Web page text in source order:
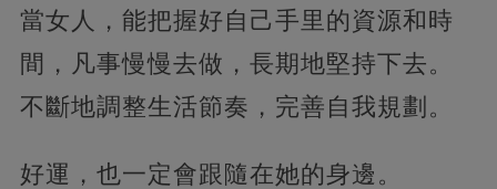
當女人，能把握好自己手里的資源和時
間，凡事慢慢去做，長期地堅持下去。
不斷地調整生活節奏，完善自我規劃。
好運，也一定會跟隨在她的身邊。